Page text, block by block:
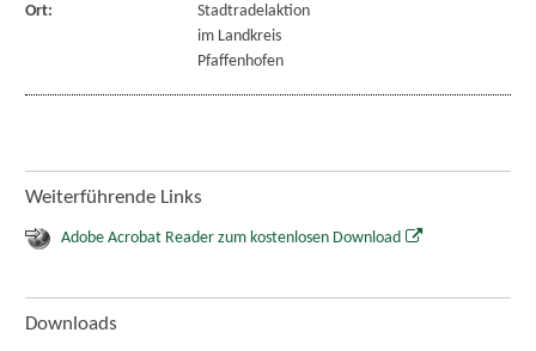
Ort:
Stadtradelaktion
im Landkreis
Pfaffenhofen
Weiterführende Links
Adobe Acrobat Reader zum kostenlosen Download
Downloads